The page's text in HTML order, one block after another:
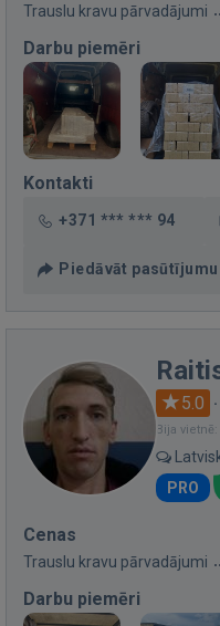
Trauslu kravu pārvadājumi
Darbu piemēri
Kontakti
+371 *** *** 94
Piedāvāt pasūtījumu
5.0 ·
Bija
PRO
Cenas
Trauslu kravu pārvadājumi
Darbu piemēri